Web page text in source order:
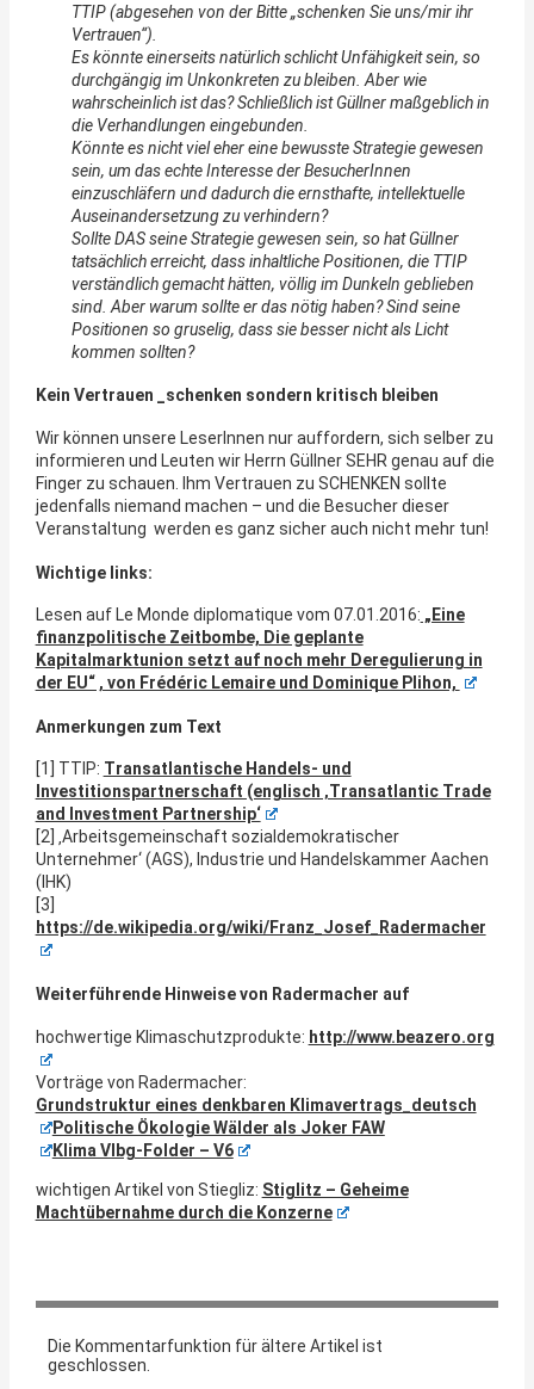
TTIP (abgesehen von der Bitte „schenken Sie uns/mir ihr
Vertrauen“).
Es könnte einerseits natürlich schlicht Unfähigkeit sein, so
durchgängig im Unkonkreten zu bleiben. Aber wie
wahrscheinlich ist das? Schließlich ist Güllner maßgeblich in
die Verhandlungen eingebunden.
Könnte es nicht viel eher eine bewusste Strategie gewesen
sein, um das echte Interesse der BesucherInnen
einzuschläfern und dadurch die ernsthafte, intellektuelle
Auseinandersetzung zu verhindern?
Sollte DAS seine Strategie gewesen sein, so hat Güllner
tatsächlich erreicht, dass inhaltliche Positionen, die TTIP
verständlich gemacht hätten, völlig im Dunkeln geblieben
sind. Aber warum sollte er das nötig haben? Sind seine
Positionen so gruselig, dass sie besser nicht als Licht
kommen sollten?
Kein Vertrauen _schenken sondern kritisch bleiben
Wir können unsere LeserInnen nur auffordern, sich selber zu
informieren und Leuten wir Herrn Güllner SEHR genau auf die
Finger zu schauen. Ihm Vertrauen zu SCHENKEN sollte
jedenfalls niemand machen – und die Besucher dieser
Veranstaltung werden es ganz sicher auch nicht mehr tun!
Wichtige links:
Lesen auf Le Monde diplomatique vom 07.01.2016: „Eine
finanzpolitische Zeitbombe, Die geplante
Kapitalmarktunion setzt auf noch mehr Deregulierung in
der EU“ , von Frédéric Lemaire und Dominique Plihon,
Anmerkungen zum Text
[1] TTIP: Transatlantische Handels- und
Investitionspartnerschaft (englisch ‚Transatlantic Trade
and Investment Partnership‘
[2] ‚Arbeitsgemeinschaft sozialdemokratischer
Unternehmer‘ (AGS), Industrie und Handelskammer Aachen
(IHK)
[3]
https://de.wikipedia.org/wiki/Franz_Josef_Radermacher
Weiterführende Hinweise von Radermacher auf
hochwertige Klimaschutzprodukte: http://www.beazero.org
Vorträge von Radermacher:
Grundstruktur eines denkbaren Klimavertrags_deutsch
Politische Ökologie Wälder als Joker FAW
Klima Vlbg-Folder – V6
wichtigen Artikel von Stiegliz: Stiglitz – Geheime
Machtübernahme durch die Konzerne
Die Kommentarfunktion für ältere Artikel ist
geschlossen.